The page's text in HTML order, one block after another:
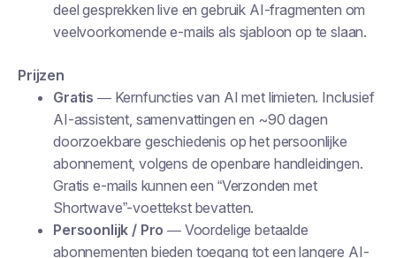
deel gesprekken live en gebruik AI-fragmenten om
veelvoorkomende e-mails als sjabloon op te slaan.
Prijzen
Gratis — Kernfuncties van AI met limieten. Inclusief
AI-assistent, samenvattingen en ~90 dagen
doorzoekbare geschiedenis op het persoonlijke
abonnement, volgens de openbare handleidingen.
Gratis e-mails kunnen een “Verzonden met
Shortwave”-voettekst bevatten.
Persoonlijk / Pro — Voordelige betaalde
abonnementen bieden toegang tot een langere AI-